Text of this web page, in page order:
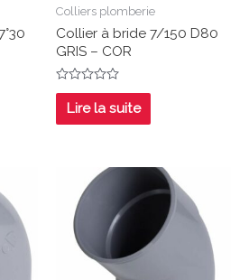
Colliers plomberie
Collier à bride 7/150 D80
GRIS – COR
Note
sur
5
Lire la suite